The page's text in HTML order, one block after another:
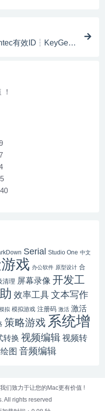
有效ID┆KeyGen
Serial Studio One 中文
戏 办公软件 原型设计 合
清理 屏幕录像 开发工
效率工具 文本写作
拟 模拟游戏 注册码 激活 激活
策略游戏 系统增
转换 视频编辑 视频转
图 音频编辑
我们致力于让您的Mac更有价值 !
All rights reserved